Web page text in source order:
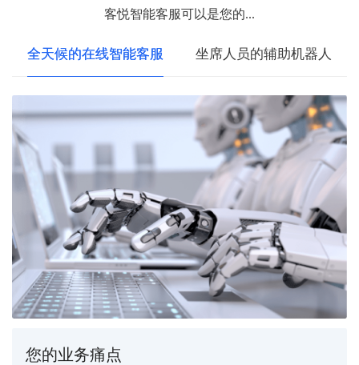
客悦智能客服可以是您的...
全天候的在线智能客服 坐席人员的辅助机器人
您的业务痛点